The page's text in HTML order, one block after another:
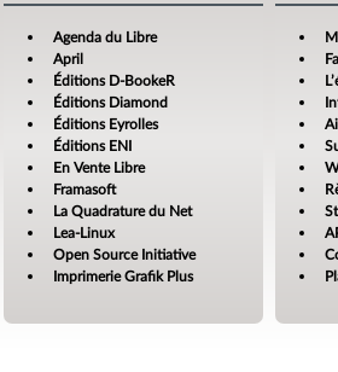
Agenda du Libre
April
Éditions D-BookeR
Éditions Diamond
Éditions Eyrolles
Éditions ENI
En Vente Libre
Framasoft
La Quadrature du Net
Lea-Linux
Open Source Initiative
Imprimerie Grafik Plus